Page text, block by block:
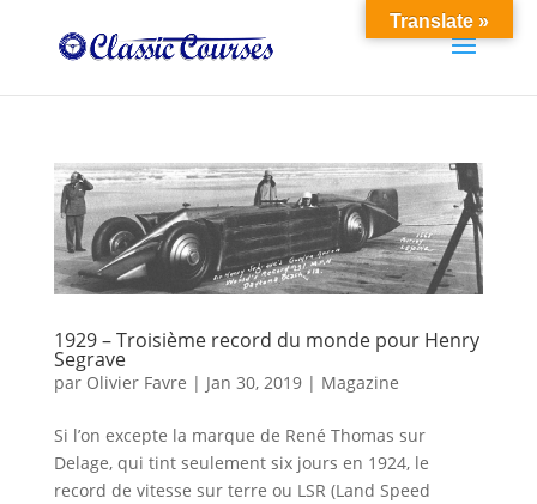
1929 – Troisième record du monde pour Henry
Segrave
par Olivier Favre | Jan 30, 2019| Magazine
Si l’on excepte la marque de René Thomas sur
Delage, qui tint seulement six jours en 1924, le
record de vitesse sur terre ou LSR (Land Speed
Translate »